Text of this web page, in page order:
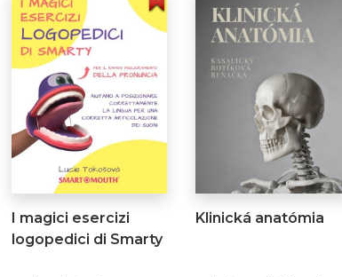
I magici esercizi
logopedici di Smarty
Klinická anatómia